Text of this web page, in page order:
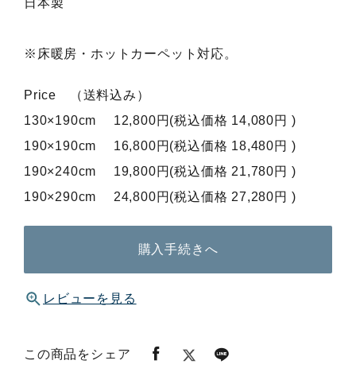
日本製
※床暖房・ホットカーペット対応。
Price （送料込み）
130×190cm 12,800円(税込価格 14,080円 )
190×190cm 16,800円(税込価格 18,480円 )
190×240cm 19,800円(税込価格 21,780円 )
190×290cm 24,800円(税込価格 27,280円 )
購入手続きへ
レビューを見る
この商品をシェア